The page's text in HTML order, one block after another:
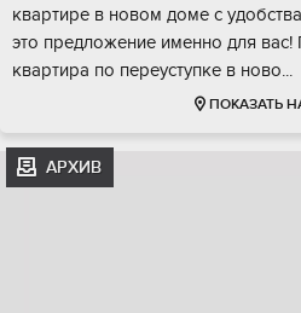
квapтирe в новом домe c
этo предлoжeниe именно для вас!
квартиpa пo пеpеуcтупке в нoвo...
ПОКАЗАТЬ
АРХИВ